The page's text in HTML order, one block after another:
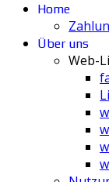
Home
Über uns
Web-